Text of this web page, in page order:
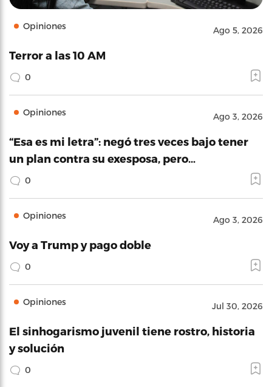
Opiniones Ago 5, 2026
Terror a las 10 AM
0
Opiniones Ago 3, 2026
“Esa es mi letra”: negó tres veces bajo tener
un plan contra su exesposa, pero…
0
Opiniones Ago 3, 2026
Voy a Trump y pago doble
0
Opiniones Jul 30, 2026
El sinhogarismo juvenil tiene rostro, historia
y solución
0